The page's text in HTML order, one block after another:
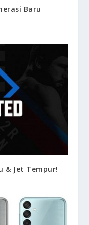
Baru
& Jet Tempur!